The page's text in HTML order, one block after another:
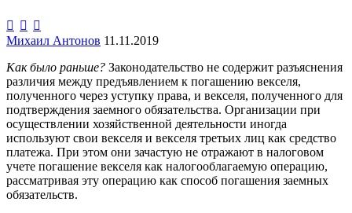
 

Михаил Антонов 11.11.2019
Как было раньше? Законодательство не содержит разъяснения
различия между предъявлением к погашению векселя,
полученного через уступку права, и векселя, полученного для
подтверждения заемного обязательства. Организации при
осуществлении хозяйственной деятельности иногда
используют свои векселя и векселя третьих лиц как средство
платежа. При этом они зачастую не отражают в налоговом
учете погашение векселя как налогооблагаемую операцию,
рассматривая эту операцию как способ погашения заемных
обязательств.